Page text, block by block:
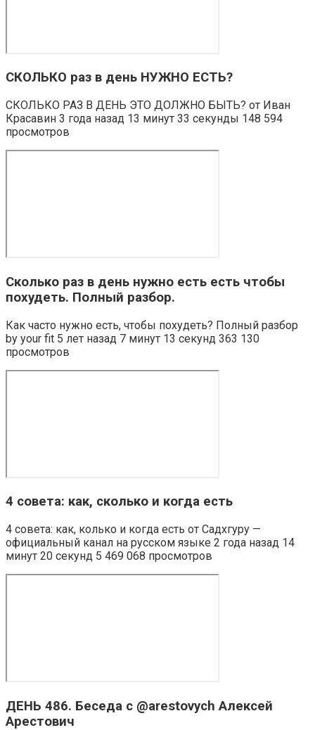
СКОЛЬКО раз в день НУЖНО ЕСТЬ?
СКОЛЬКО РАЗ В ДЕНЬ ЭТО ДОЛЖНО БЫТЬ? от Иван
Красавин 3 года назад 13 минут 33 секунды 148 594
просмотров
Сколько раз в день нужно есть есть чтобы
похудеть. Полный разбор.
Как часто нужно есть, чтобы похудеть? Полный разбор
by your fit 5 лет назад 7 минут 13 секунд 363 130
просмотров
4 совета: как, сколько и когда есть
4 совета: как, колько и когда есть от Садхгуру —
официальный канал на русском языке 2 года назад 14
минут 20 секунд 5 469 068 просмотров
ДЕНЬ 486. Беседа с @arestovych Алексей
Арестович